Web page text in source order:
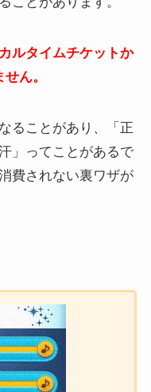
ルタイムチケットか
ん。
ることがあり、「正
」ってことがあるで
費されない裏ワザが